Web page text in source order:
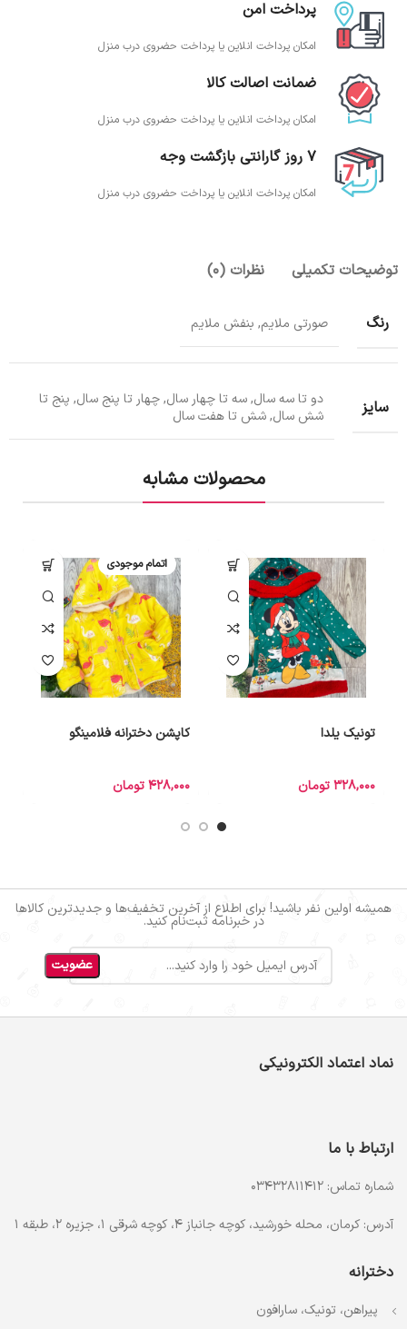
پرداخت امن
امکان پرداخت انلاین یا پرداخت حضروی درب منزل
ضمانت اصالت کالا
امکان پرداخت انلاین یا پرداخت حضروی درب منزل
7 روز گارانتی بازگشت وجه
امکان پرداخت انلاین یا پرداخت حضروی درب منزل
توضیحات تکمیلی نظرات (0)
رنگ صورتی ملایم, بنفش ملایم
سایز
دو تا سه سال, سه تا چهار سال, چهار تا پنج سال, پنج تا
شش سال, شش تا هفت سال
محصولات مشابه
تونیک یلدا
328,000تومان
اتمام موجودی
کاپشن دخترانه فلامینگو
428,000تومان
همیشه اولین نفر باشید! برای اطلاع از آخرین تخفیف‌ها و جدیدترین کالاها
در خبرنامه ثبت‌نام کنید.
نماد اعتماد الکترونیکی
ارتباط با ما
شماره تماس: 03432811412
آدرس: کرمان، محله خورشید، کوچه جانباز 4، کوچه شرقی 1، جزیره 2، طبقه 1
دخترانه
پیراهن، تونیک، سارافون